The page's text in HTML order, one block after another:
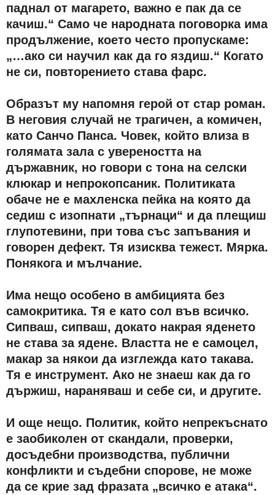
паднал от магарето, важно е пак да се
качиш.“ Само че народната поговорка има
продължение, което често пропускаме:
„…ако си научил как да го яздиш.“ Когато
не си, повторението става фарс.
Образът му напомня герой от стар роман.
В неговия случай не трагичен, а комичен,
като Санчо Панса. Човек, който влиза в
голямата зала с увереността на
държавник, но говори с тона на селски
клюкар и непрокопсаник. Политиката
обаче не е махленска пейка на която да
седиш с изопнати „търнаци“ и да плещиш
глупотевини, при това със запъвания и
говорен дефект. Тя изисква тежест. Мярка.
Понякога и мълчание.
Има нещо особено в амбицията без
самокритика. Тя е като сол във всичко.
Сипваш, сипваш, докато накрая яденето
не става за ядене. Властта не е самоцел,
макар за някои да изглежда като такава.
Тя е инструмент. Ако не знаеш как да го
държиш, нараняваш и себе си, и другите.
И още нещо. Политик, който непрекъснато
е заобиколен от скандали, проверки,
досъдебни производства, публични
конфликти и съдебни спорове, не може
да се крие зад фразата „всичко е атака“.